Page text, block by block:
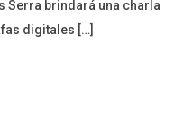
Serra brindará una charla
digitales […]